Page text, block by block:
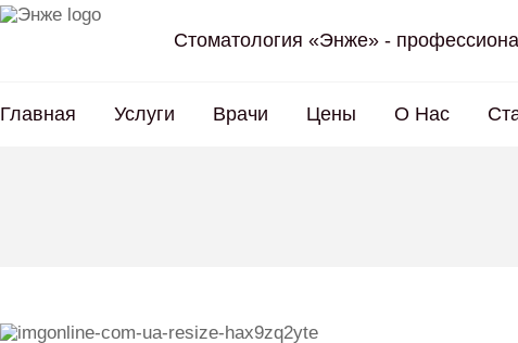
Стоматология «Энже» -
Главная Услуги Врачи Цены О Нас